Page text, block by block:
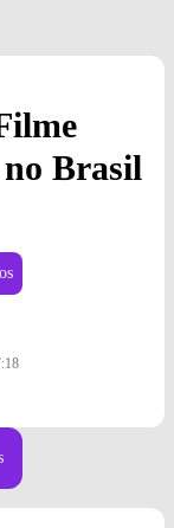
Brasil